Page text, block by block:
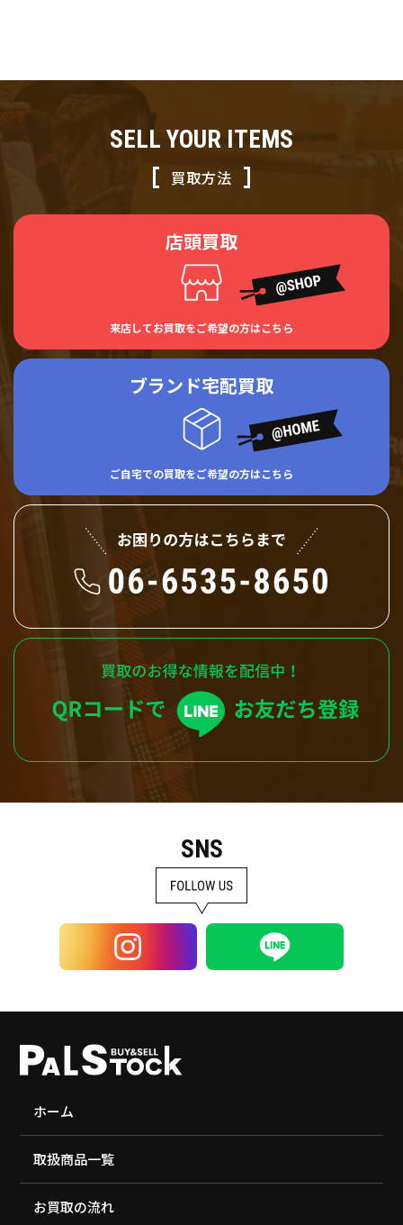
SELL YOUR ITEMS
買取方法
店頭買取
来店してお買取をご希望の方はこちら
ブランド宅配買取
ご自宅での買取をご希望の方はこちら
SNS
ホーム
取扱商品一覧
お買取の流れ